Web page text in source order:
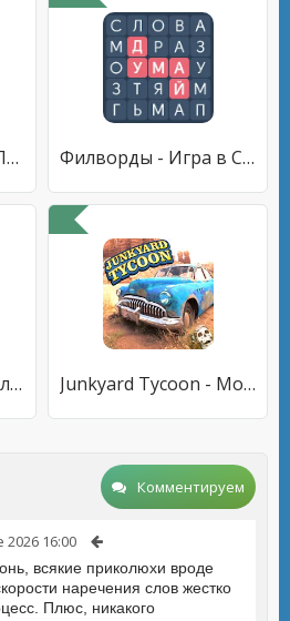
Филворды - Темы. Поиск слов. Филворды - Игра в Слова
Филворды - поиск слов из букв Junkyard Tycoon - Моделирование бизнес-автомобилей
Комментируем
2026 16:00
всякие приколюхи вроде
наречения слов жестко
Плюс, никакого